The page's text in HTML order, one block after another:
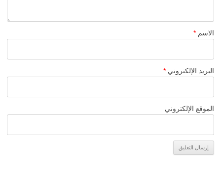
الاسم *
البريد الإلكتروني *
الموقع الإلكتروني